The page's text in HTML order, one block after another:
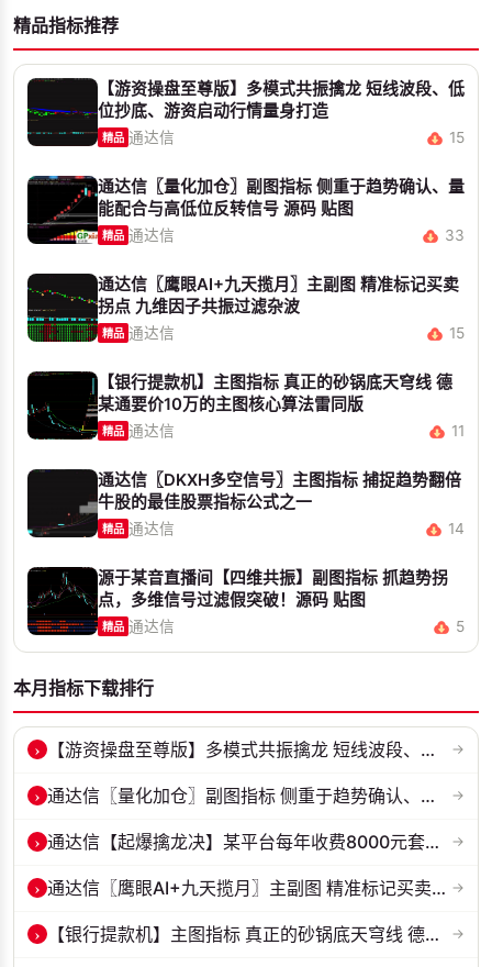
精品指标推荐
【游资操盘至尊版】多模式共振擒龙 短线波段、低
位抄底、游资启动行情量身打造
精品 通达信 15
通达信〖量化加仓〗副图指标 侧重于趋势确认、量
能配合与高低位反转信号 源码 贴图
精品 通达信 33
通达信〖鹰眼AI+九天揽月〗主副图 精准标记买卖
拐点 九维因子共振过滤杂波
精品 通达信 15
【银行提款机】主图指标 真正的砂锅底天穹线 德
某通要价10万的主图核心算法雷同版
精品 通达信 11
通达信〖DKXH多空信号〗主图指标 捕捉趋势翻倍
牛股的最佳股票指标公式之一
精品 通达信 14
源于某音直播间【四维共振】副图指标 抓趋势拐
点，多维信号过滤假突破！源码 贴图
精品 通达信 5
本月指标下载排行
› 【游资操盘至尊版】多模式共振擒龙 短线波段、低位抄底、游资启动行情量... →
› 通达信〖量化加仓〗副图指标 侧重于趋势确认、量能配合与高低位反转信号... →
› 通达信【起爆擒龙决】某平台每年收费8000元套装 指标源码 无未来 →
› 通达信〖鹰眼AI+九天揽月〗主副图 精准标记买卖拐点 九维因子共振过滤杂... →
› 【银行提款机】主图指标 真正的砂锅底天穹线 德某通要价10万的主图核心... →